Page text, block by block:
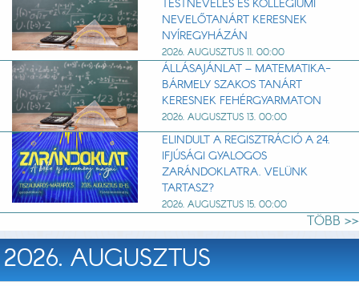
TESTNEVELÉS ÉS KOLLÉGIUMI
NEVELŐTANÁRT KERESNEK
NYÍREGYHÁZÁN
2026. AUGUSZTUS 11. 00:00
ÁLLÁSAJÁNLAT – MATEMATIKA-
BÁRMELY SZAKOS TANÁRT
KERESNEK FEHÉRGYARMATON
2026. AUGUSZTUS 13. 00:00
ELINDULT A REGISZTRÁCIÓ A 24.
IFJÚSÁGI GYALOGOS
ZARÁNDOKLATRA. VELÜNK
TARTASZ?
2026. AUGUSZTUS 15. 00:00
TÖBB >>
2026. AUGUSZTUS